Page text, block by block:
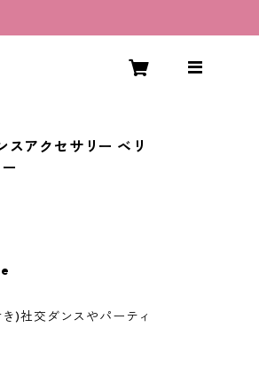
アクセサリー ベリ
)社交ダンスやパーティ